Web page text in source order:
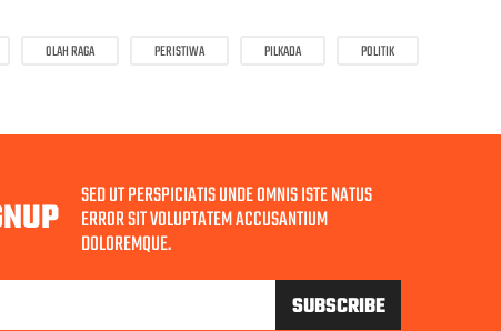
OLAH RAGA PERISTIWA PILKADA
POLITIK
SED UT PERSPICIATIS UNDE OMNIS ISTE NATUS
ERROR SIT VOLUPTATEM ACCUSANTIUM
DOLOREMQUE.